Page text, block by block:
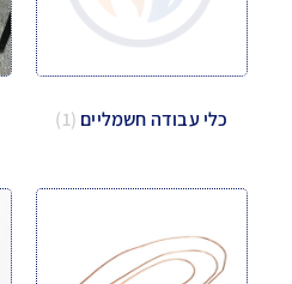
כלי עבודה חשמליים (1)